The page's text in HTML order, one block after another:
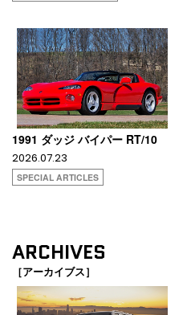
1991 ダッジ バイパー RT/10
2026.07.23
SPECIAL ARTICLES
ARCHIVES
［アーカイブス］